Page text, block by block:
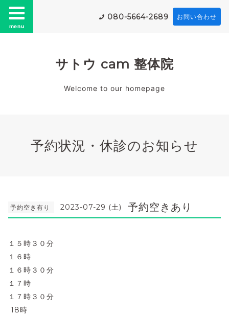
menu
080-5664-2689 お問い合わせ
サトウ cam 整体院
Welcome to our homepage
予約状況・休診のお知らせ
予約空き有り 2023-07-29 (土) 予約空きあり
１５時３０分
１６時
１６時３０分
１７時
１７時３０分
18時